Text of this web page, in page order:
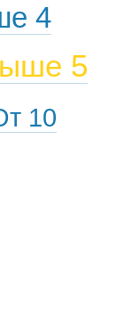
4
5
10